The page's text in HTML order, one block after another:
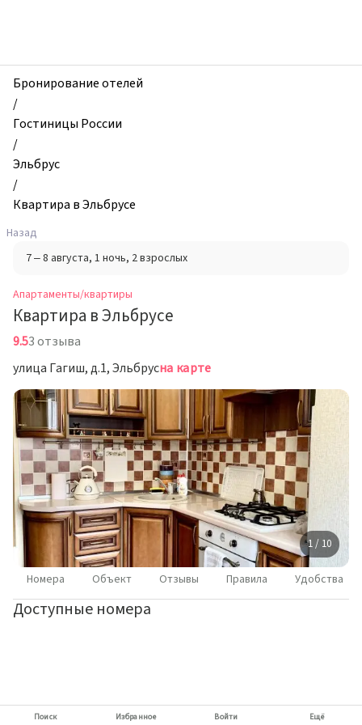
и
квартиры,
Квартира
Эльбрусе,
Эльбрус,
Россия
Бронирование отелей
/
Гостиницы России
/
Эльбрус
/
Квартира в Эльбрусе
Назад
7 – 8 августа, 1 ночь, 2 взрослых
Апартаменты/квартиры
Квартира в Эльбрусе
9.53 отзыва
улица Гагиш, д.1, Эльбрусна карте
1 / 10
Номера Объект Отзывы Правила Удобства
Доступные номера
Поиск Избранное Войти Ещё